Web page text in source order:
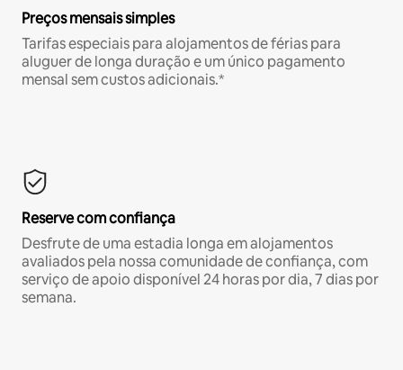
Preços mensais simples
Tarifas especiais para alojamentos de férias para
aluguer de longa duração e um único pagamento
mensal sem custos adicionais.*
Reserve com confiança
Desfrute de uma estadia longa em alojamentos
avaliados pela nossa comunidade de confiança, com
serviço de apoio disponível 24 horas por dia, 7 dias por
semana.